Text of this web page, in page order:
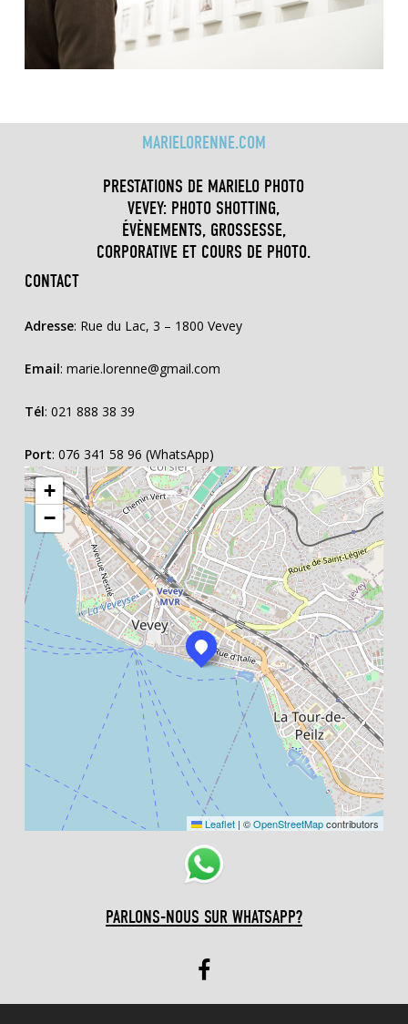
MARIELORENNE.COM
PRESTATIONS DE MARIELO PHOTO
VEVEY: PHOTO SHOTTING,
ÉVÈNEMENTS, GROSSESSE,
CORPORATIVE ET COURS DE PHOTO.
CONTACT
Adresse: Rue du Lac, 3 – 1800 Vevey
Email:marie.lorenne@gmail.com
Tél:021 888 38 39
Port: 076 341 58 96 (WhatsApp)
+
−
Leaflet | ©OpenStreetMapcontributors
PARLONS-NOUS SUR WHATSAPP?